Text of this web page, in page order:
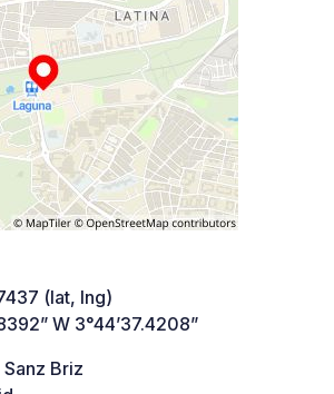
(lat, lng)
W 3°44’37.4208”
Briz